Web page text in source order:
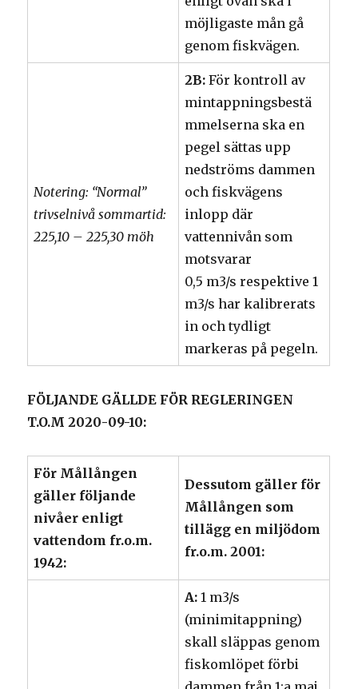
möjligaste mån gå
genom fiskvägen.
Notering: “Normal”
trivselnivå sommartid:
225,10 – 225,30 möh
2B: För kontroll av
mintappningsbestä
mmelserna ska en
pegel sättas upp
nedströms dammen
och fiskvägens
inlopp där
vattennivån som
motsvarar
0,5 m3/s respektive 1
m3/s har kalibrerats
in och tydligt
markeras på pegeln.
FÖLJANDE GÄLLDE FÖR REGLERINGEN
T.O.M 2020-09-10:
För Mållången
gäller följande
nivåer enligt
vattendom fr.o.m.
1942:
Dessutom gäller för
Mållången som
tillägg en miljödom
fr.o.m. 2001:
A: 1 m3/s
(minimitappning)
skall släppas genom
fiskomlöpet förbi